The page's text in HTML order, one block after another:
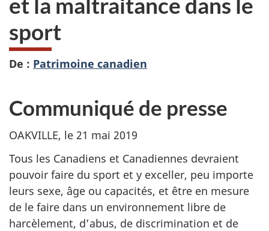
sport
De : Patrimoine canadien
Communiqué de presse
OAKVILLE, le 21 mai 2019
Tous les Canadiens et Canadiennes devraient
pouvoir faire du sport et y exceller, peu importe
leurs sexe, âge ou capacités, et être en mesure
de le faire dans un environnement libre de
harcèlement, d’abus, de discrimination et de